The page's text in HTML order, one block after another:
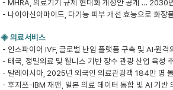
- MHRA, 의료기기 규제 현대화 개정안 공개 … 2030
- 나이아신아마이드, 다기능 피부 개선 효능으로 화장
◈ 의료서비스
- 인스파이어 IVF, 글로벌 난임 플랫폼 구축 및 AI·원격
- 태국, 정밀의료 및 웰니스 기반 장수 관광 산업 육성
- 말레이시아, 2025년 외국인 의료관광객 184만 명
- 후지쯔-IBM 재팬, 일본 의료 데이터 통합 및 AI 기반